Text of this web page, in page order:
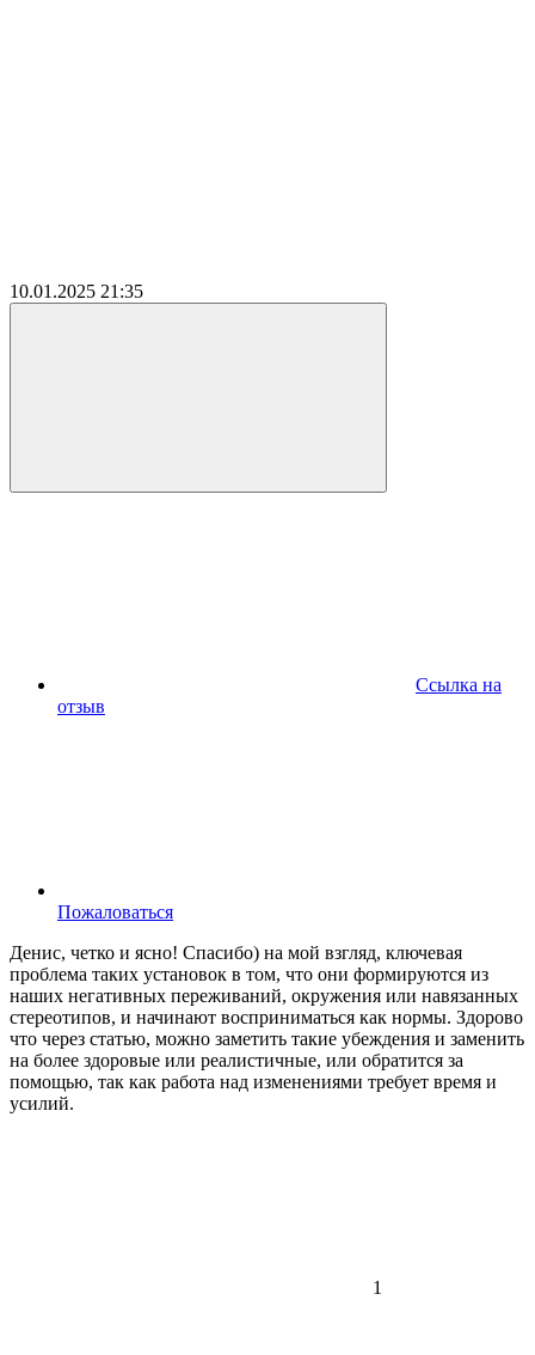
10.01.2025 21:35
Ссылка на
отзыв
Пожаловаться
Денис, четко и ясно! Спасибо) на мой взгляд, ключевая
проблема таких установок в том, что они формируются из
наших негативных переживаний, окружения или навязанных
стереотипов, и начинают восприниматься как нормы. Здорово
что через статью, можно заметить такие убеждения и заменить
на более здоровые или реалистичные, или обратится за
помощью, так как работа над изменениями требует время и
усилий.
1